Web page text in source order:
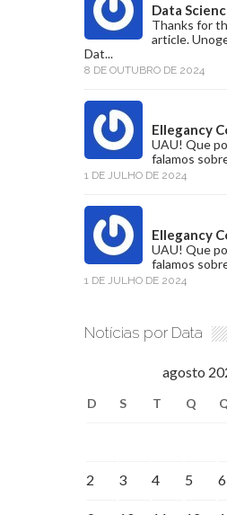
Data
Thanks for
article.
Dat...
8 DE OUTUBRO DE 2024
Ellegancy
UAU! Que
falamos
1 DE JULHO DE 2024
Ellegancy
UAU! Que
falamos
1 DE JULHO DE 2024
Notícias por Data
agosto
D S T Q
2 3 4 5 6